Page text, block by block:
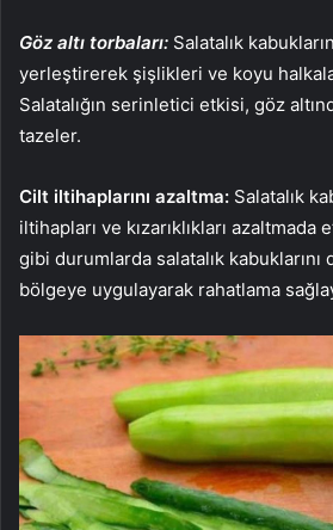
Göz altı torbaları: Salatalık
yerleştirerek şişlikleri ve koyu
Salatalığın serinletici etkisi, göz
tazeler.
Cilt iltihaplarını azaltma: Salatalık
iltihapları ve kızarıklıkları azaltmada
gibi durumlarda salatalık
bölgeye uygulayarak rahatlama